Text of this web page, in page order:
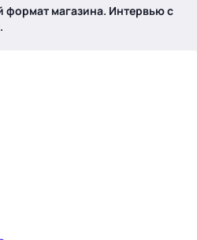
формат магазина. Интервью с